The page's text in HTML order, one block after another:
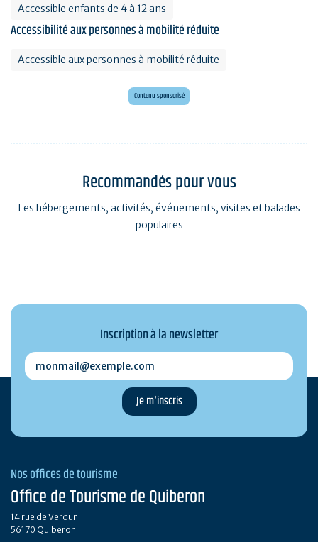
Accessible enfants de 4 à 12 ans
Accessibilité aux personnes à mobilité réduite
Accessible aux personnes à mobilité réduite
Contenu sponsorisé
Voyagez en Préhistoire !
Recommandés pour vous
Les hébergements, activités, événements, visites et balades
populaires
Inscription à la newsletter
monmail@exemple.com
Nos offices de tourisme
Office de Tourisme de Quiberon
14 rue de Verdun
56170 Quiberon